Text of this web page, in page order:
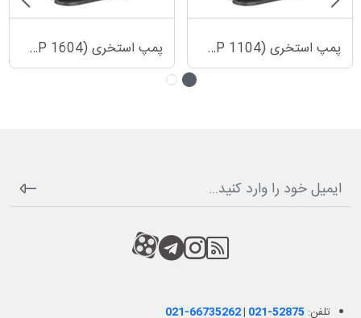
پمپ استخری (XKP 1104) پمپ استخری (XKP 1604)
RSS
کانال آپارات
کانال تلگرام
کانال آپارات
تلفن: 021-66735262| 021-52875